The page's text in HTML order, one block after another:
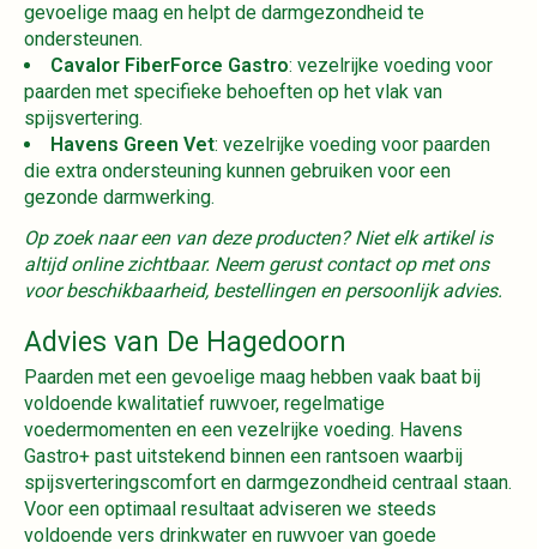
gevoelige maag en helpt de darmgezondheid te
ondersteunen.
Cavalor FiberForce Gastro: vezelrijke voeding voor
paarden met specifieke behoeften op het vlak van
spijsvertering.
Havens Green Vet: vezelrijke voeding voor paarden
die extra ondersteuning kunnen gebruiken voor een
gezonde darmwerking.
Op zoek naar een van deze producten? Niet elk artikel is
altijd online zichtbaar. Neem gerust contact op met ons
voor beschikbaarheid, bestellingen en persoonlijk advies.
Advies van De Hagedoorn
Paarden met een gevoelige maag hebben vaak baat bij
voldoende kwalitatief ruwvoer, regelmatige
voedermomenten en een vezelrijke voeding. Havens
Gastro+ past uitstekend binnen een rantsoen waarbij
spijsverteringscomfort en darmgezondheid centraal staan.
Voor een optimaal resultaat adviseren we steeds
voldoende vers drinkwater en ruwvoer van goede